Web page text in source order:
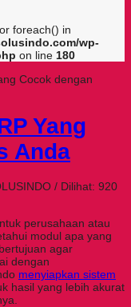
foreach() in
wp-
on line 180
Cocok dengan
Yang
Anda
/ Dilihat: 920
perusahaan atau
modul apa yang
agar
dengan
menyiapkan sistem
hasil yang lebih akurat